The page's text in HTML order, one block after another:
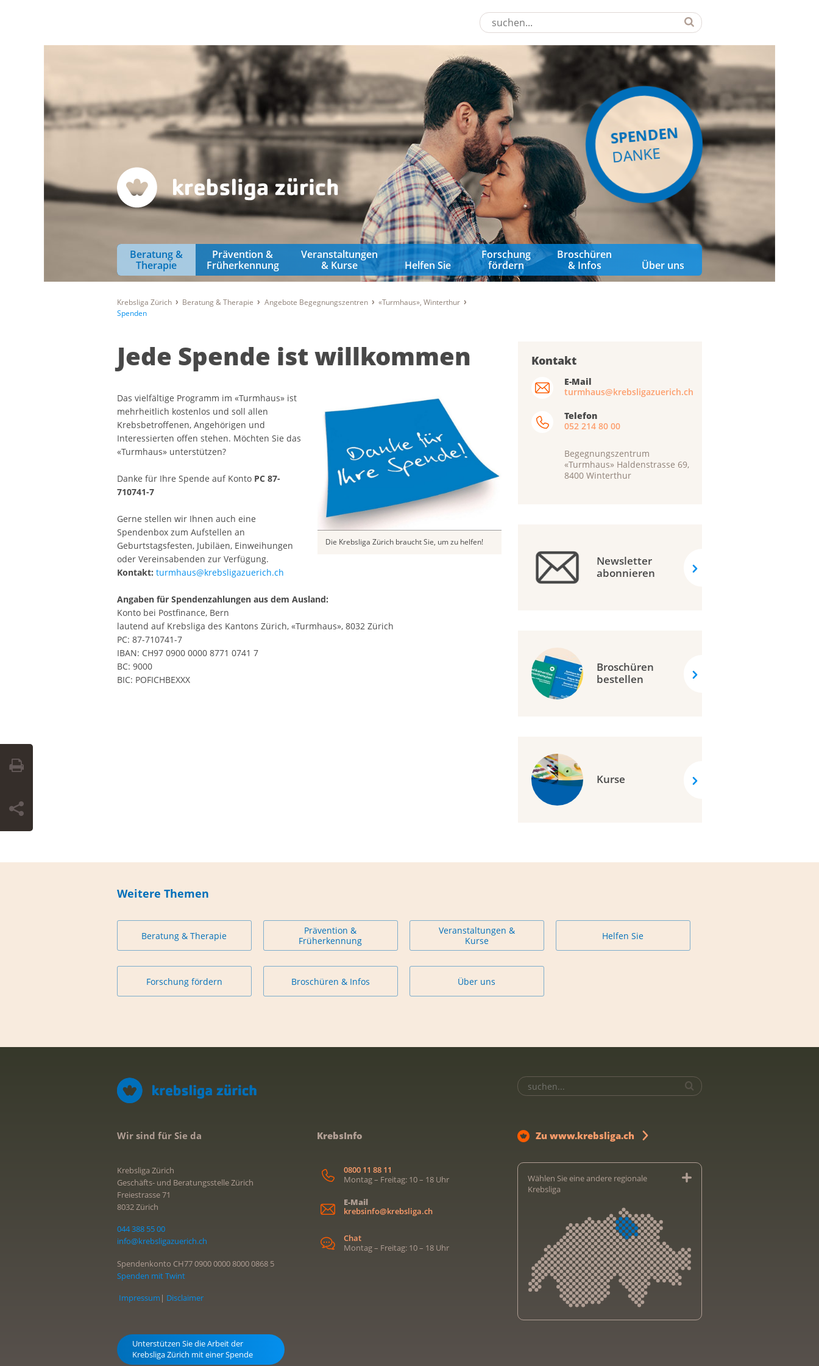
SPENDEN
DANKE
Beratung &
Therapie
Prävention &
Früherkennung
Veranstaltungen
& Kurse
Helfen Sie
Forschung
fördern
Broschüren
& Infos
Über uns
Krebsliga Zürich Beratung & Therapie Angebote Begegnungszentren
«Turmhaus», Winterthur
Spenden
Jede Spende ist willkommen
Die Krebsliga Zürich braucht Sie, um zu helfen!
Das vielfältige Programm im «Turmhaus» ist
mehrheitlich kostenlos und soll allen
Krebsbetroffenen, Angehörigen und
Interessierten offen stehen. Möchten Sie das
«Turmhaus» unterstützen?
Danke für Ihre Spende auf Konto PC 87-
710741-7
Gerne stellen wir Ihnen auch eine
Spendenbox zum Aufstellen an
Geburtstagsfesten, Jubiläen, Einweihungen
oder Vereinsabenden zur Verfügung.
Kontakt: turmhaus@krebsligazuerich.ch
Angaben für Spendenzahlungen aus dem Ausland:
Konto bei Postfinance, Bern
lautend auf Krebsliga des Kantons Zürich, «Turmhaus», 8032 Zürich
PC: 87-710741-7
IBAN: CH97 0900 0000 8771 0741 7
BC: 9000
BIC: POFICHBEXXX
Kontakt
E-Mail
turmhaus@krebsligazuerich.ch
Telefon
052 214 80 00
Begegnungszentrum
«Turmhaus» Haldenstrasse 69,
8400 Winterthur
Newsletter
abonnieren
Broschüren
bestellen
Kurse
Weitere Themen
Beratung & Therapie
Prävention &
Früherkennung
Veranstaltungen &
Kurse
Helfen Sie
Forschung fördern Broschüren & Infos Über uns
Wir sind für Sie da
Krebsliga Zürich
Geschäfts- und Beratungsstelle Zürich
Freiestrasse 71
8032 Zürich
044 388 55 00
info@krebsligazuerich.ch
Spendenkonto CH77 0900 0000 8000 0868 5
Spenden mit Twint
Impressum | Disclaimer
Unterstützen Sie die Arbeit der
Krebsliga Zürich mit einer Spende
KrebsInfo
0800 11 88 11
Montag – Freitag: 10 – 18 Uhr
E-Mail
krebsinfo@krebsliga.ch
Chat
Montag – Freitag: 10 – 18 Uhr
Zu www.krebsliga.ch
Wählen Sie eine andere regionale
Krebsliga